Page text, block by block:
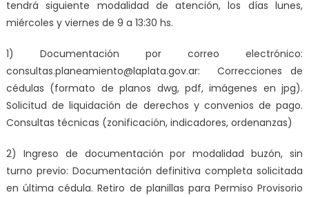
tendrá siguiente modalidad de atención, los días lunes,
miércoles y viernes de 9 a 13:30 hs.
1) Documentación por correo electrónico:
consultas.planeamiento@laplata.gov.ar: Correcciones de
cédulas (formato de planos dwg, pdf, imágenes en jpg).
Solicitud de liquidación de derechos y convenios de pago.
Consultas técnicas (zonificación, indicadores, ordenanzas)
2) Ingreso de documentación por modalidad buzón, sin
turno previo: Documentación definitiva completa solicitada
en última cédula. Retiro de planillas para Permiso Provisorio